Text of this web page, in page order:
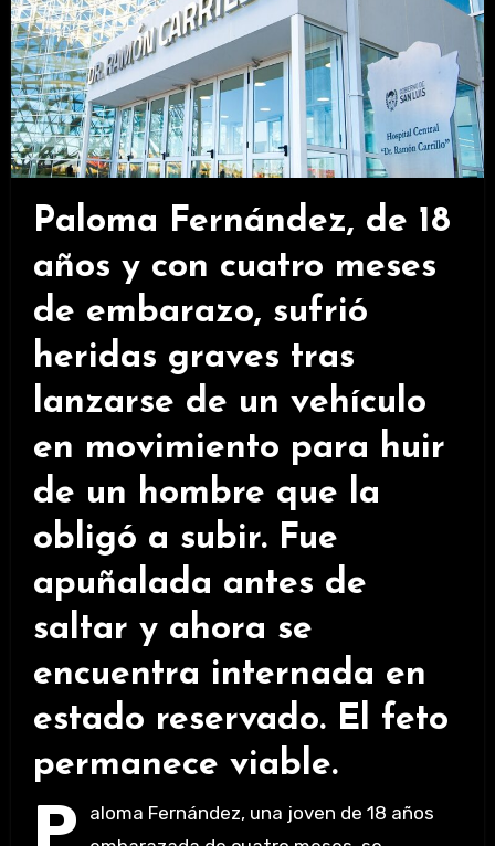
Paloma Fernández, de 18
años y con cuatro meses
de embarazo, sufrió
heridas graves tras
lanzarse de un vehículo
en movimiento para huir
de un hombre que la
obligó a subir. Fue
apuñalada antes de
saltar y ahora se
encuentra internada en
estado reservado. El feto
permanece viable.
P
aloma Fernández, una joven de 18 años